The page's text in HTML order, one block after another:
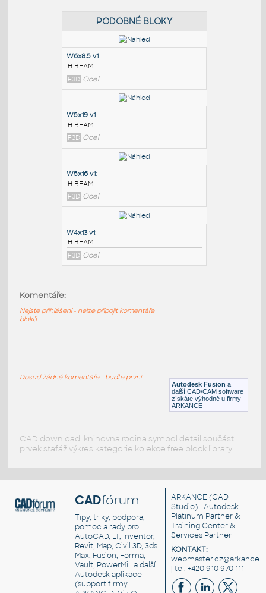
PODOBNÉ BLOKY:
W6x8.5 v1:
F3D Ocel
H BEAM
F3D Ocel
F3D Ocel
Autodesk Fusion a
další CAD/CAM software
získáte výhodně u firmy
ARKANCE
Komentáře:
Nejste přihlášeni - nelze připojit komentáře
bloků
Dosud žádné komentáře - buďte první
CAD download: knihovna rodina symbol detail součást
prvek stafáž výkres kategorie kolekce free block library
CADfórum
Tipy, triky, podpora,
pomoc a rady pro
AutoCAD, LT, Inventor,
Revit, Map, Civil 3D, 3ds
Max, Fusion, Forma,
Vault, PowerMill a další
Autodesk aplikace
(support firmy
ARKANCE (CAD
Studio) - Autodesk
Platinum Partner &
Training Center &
Services Partner
KONTAKT:
| tel. +420 910 970 111